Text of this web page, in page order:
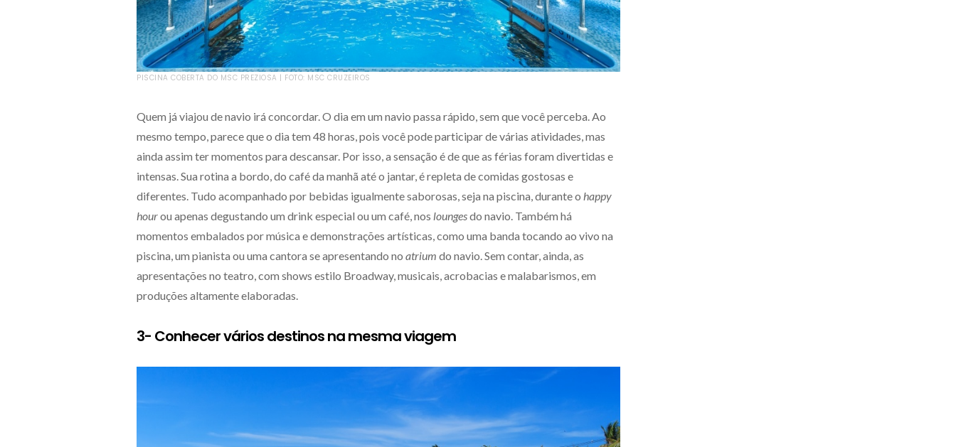
PISCINA COBERTA DO MSC PREZIOSA | FOTO: MSC CRUZEIROS
Quem já viajou de navio irá concordar. O dia em um navio passa rápido, sem que você perceba. Ao
mesmo tempo, parece que o dia tem 48 horas, pois você pode participar de várias atividades, mas
ainda assim ter momentos para descansar. Por isso, a sensação é de que as férias foram divertidas e
intensas. Sua rotina a bordo, do café da manhã até o jantar, é repleta de comidas gostosas e
diferentes. Tudo acompanhado por bebidas igualmente saborosas, seja na piscina, durante o happy
hourou apenas degustando um drink especial ou um café, nos loungesdo navio. Também há
momentos embalados por música e demonstrações artísticas, como uma banda tocando ao vivo na
piscina, um pianista ou uma cantora se apresentando no atrium do navio. Sem contar, ainda, as
apresentações no teatro, com shows estilo Broadway, musicais, acrobacias e malabarismos, em
produções altamente elaboradas.
3- Conhecer vários destinos na mesma viagem